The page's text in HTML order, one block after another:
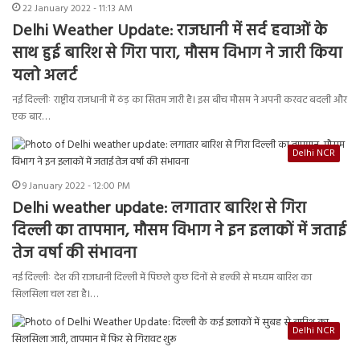
22 January 2022 - 11:13 AM
Delhi Weather Update: राजधानी में सर्द हवाओं के
साथ हुई बारिश से गिरा पारा, मौसम विभाग ने जारी किया
यलो अलर्ट
नई दिल्लीः राष्ट्रीय राजधानी में ठंड़ का सितम जारी है। इस बीच मौसम ने अपनी करवट बदली और
एक बार…
Delhi NCR
9 January 2022 - 12:00 PM
Delhi weather update: लगातार बारिश से गिरा
दिल्ली का तापमान, मौसम विभाग ने इन इलाकों में जताई
तेज वर्षा की संभावना
नई दिल्लीः देश की राजधानी दिल्ली में पिछले कुछ दिनों से हल्की से मध्यम बारिश का
सिलसिला चल रहा है।…
Delhi NCR